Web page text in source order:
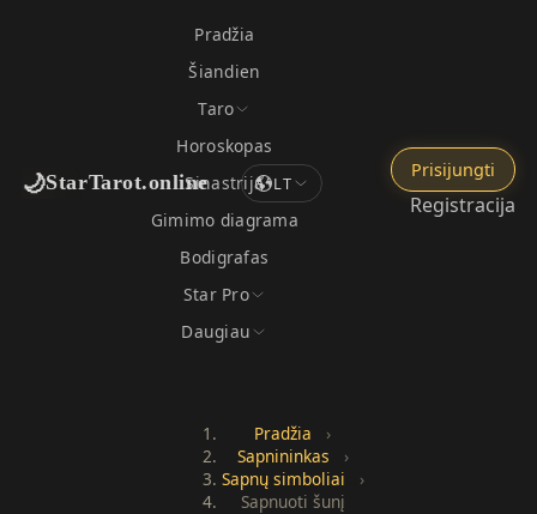
🌙StarTarot.online
Pradžia
Šiandien
Taro
Horoskopas
Sinastrija
Gimimo diagrama
Bodigrafas
Star Pro
Daugiau
LT
Prisijungti
Registracija
Pradžia
›
Sapnininkas
›
Sapnų simboliai
›
Sapnuoti šunį